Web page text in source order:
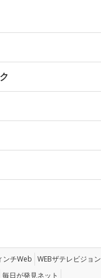
ンチWeb WEBザテレビジョン
毎日が発見ネット